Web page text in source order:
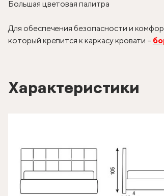
Большая цветовая палитра
Для обеспечения безопасности и
который крепится к каркасу кровати –
Характеристики